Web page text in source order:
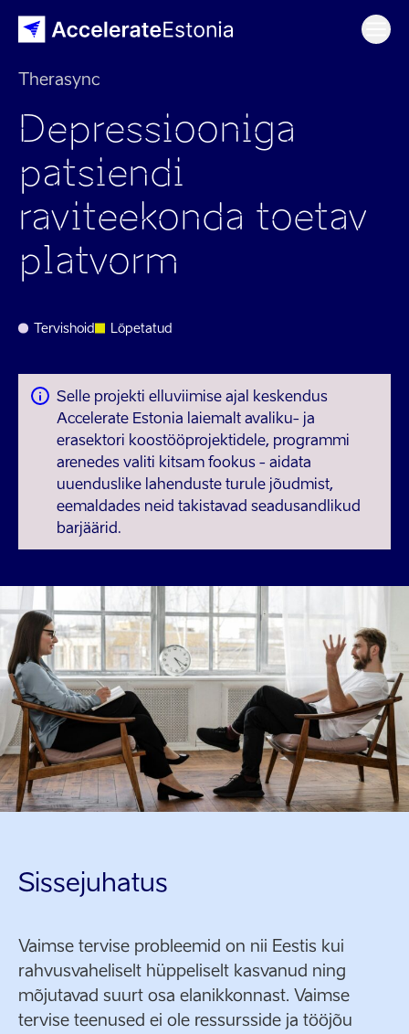
Therasync
Depressiooniga
patsiendi
raviteekonda toetav
platvorm
Tervishoid Lõpetatud
Selle projekti elluviimise ajal keskendus
Accelerate Estonia laiemalt avaliku- ja
erasektori koostööprojektidele, programmi
arenedes valiti kitsam fookus - aidata
uuenduslike lahenduste turule jõudmist,
eemaldades neid takistavad seadusandlikud
barjäärid.
Sissejuhatus
Vaimse tervise probleemid on nii Eestis kui
rahvusvaheliselt hüppeliselt kasvanud ning
mõjutavad suurt osa elanikkonnast. Vaimse
tervise teenused ei ole ressursside ja tööjõu